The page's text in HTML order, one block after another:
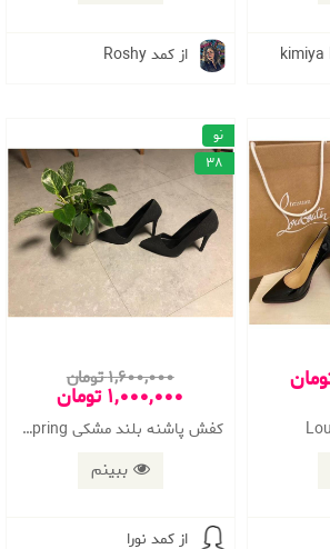
از کمد Roshy
1,600,000 تومان
1,000,000 تومان
کفش پاشنه بلند مشکی spring سایز 38
ببینم
نو
38
از کمد نورا